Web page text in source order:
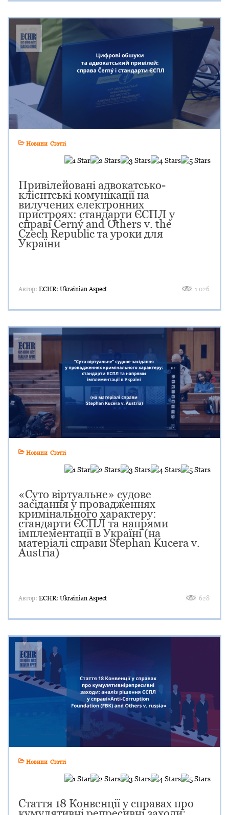
Новини Статті
Привілейовані адвокатсько-
клієнтські комунікації на
вилучених електронних
пристроях: стандарти ЄСПЛ у
справі Černý and Others v. the
Czech Republic та уроки для
України
Автор: ECHR: Ukrainian Aspect 1 026
Новини Статті
«Суто віртуальне» судове
засідання у провадженнях
кримінального характеру:
стандарти ЄСПЛ та напрями
імплементації в Україні (на
матеріалі справи Stephan Kucera v.
Austria)
Автор: ECHR: Ukrainian Aspect 628
Новини Статті
Стаття 18 Конвенції у справах про